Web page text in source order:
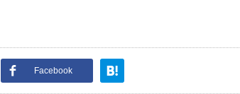
Facebook